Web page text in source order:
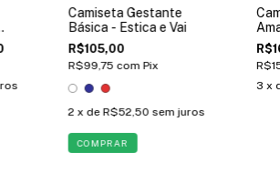
Camiseta Gestante
Básica - Estica e Vai
R$105,00
R$99,75 com Pix
2 x de R$52,50 sem juros
COMPRAR
3 x